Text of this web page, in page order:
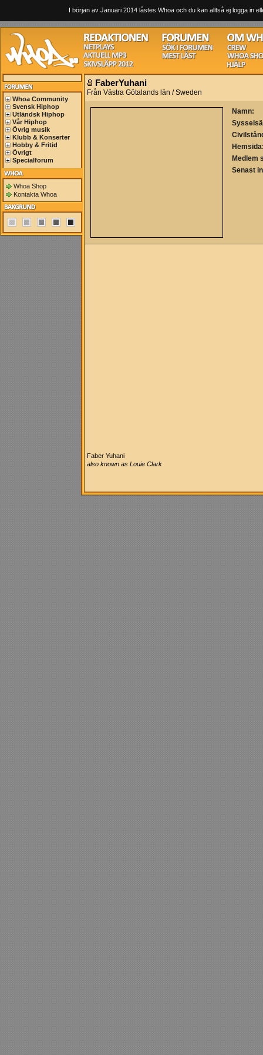
I början av Januari 2014 låstes Whoa och du kan alltså ej logga in
Whoa Community
Svensk Hiphop
Utländsk Hiphop
Vår Hiphop
Övrig musik
Klubb & Konserter
Hobby & Fritid
Övrigt
Specialforum
Whoa Shop
Kontakta Whoa
FaberYuhani
Från Västra Götalands län / Sweden
Namn:
Medlem
Senast
Faber Yuhani
also known as Louie Clark